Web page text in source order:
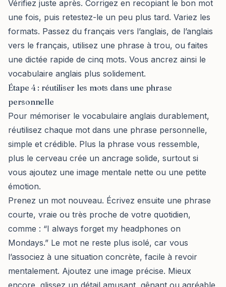
Vérifiez juste après. Corrigez en recopiant le bon mot
une fois, puis retestez-le un peu plus tard. Variez les
formats. Passez du français vers l’anglais, de l’anglais
vers le français, utilisez une phrase à trou, ou faites
une dictée rapide de cinq mots. Vous ancrez ainsi le
vocabulaire anglais plus solidement.
Étape 4 : réutiliser les mots dans une phrase
personnelle
Pour mémoriser le vocabulaire anglais durablement,
réutilisez chaque mot dans une phrase personnelle,
simple et crédible. Plus la phrase vous ressemble,
plus le cerveau crée un ancrage solide, surtout si
vous ajoutez une image mentale nette ou une petite
émotion.
Prenez un mot nouveau. Écrivez ensuite une phrase
courte, vraie ou très proche de votre quotidien,
comme : “I always forget my headphones on
Mondays.” Le mot ne reste plus isolé, car vous
l’associez à une situation concrète, facile à revoir
mentalement. Ajoutez une image précise. Mieux
encore, glissez un détail amusant, gênant ou agréable,